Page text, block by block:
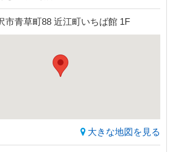
市青草町88 近江町いちば館 1F
大きな地図を見る